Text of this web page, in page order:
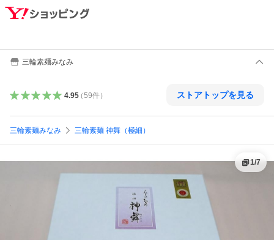
三輪素麺みなみ
4.95（59件） ストアトップを見る
三輪素麺みなみ 三輪素麺 神舞（極細）
1/7